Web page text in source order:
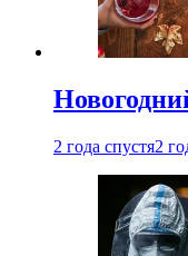
2 года спустя2